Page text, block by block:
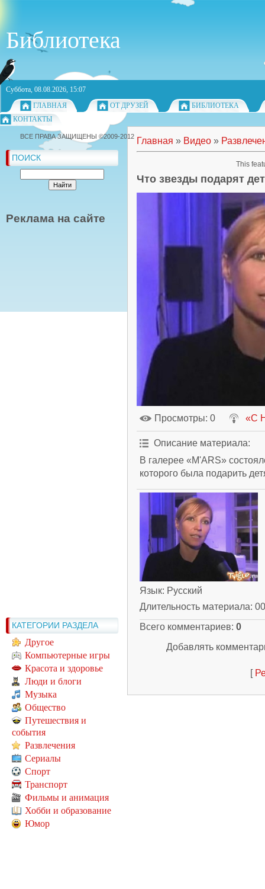
Библиотека
Суббота, 08.08.2026, 15:07
ГЛАВНАЯ
ОТ ДРУЗЕЙ
БИБЛИОТЕКА
КОНТАКТЫ
ПОИСК
Реклама на сайте
КАТЕГОРИИ РАЗДЕЛА
Другое
Компьютерные игры
Красота и здоровье
Люди и блоги
Музыка
Общество
Путешествия и
события
Развлечения
Сериалы
Спорт
Транспорт
Фильмы и анимация
Хобби и образование
Юмор
Главная » Видео »
Что звезды подарят
Просмотры: 0 «С
Описание материала:
В галерее «M'ARS»
которого была подарить
Язык: Русский
Длительность материала:
Всего комментариев: 0
Добавлять
[
ВСЕ ПРАВА ЗАЩИЩЕНЫ ©2009-2012
This